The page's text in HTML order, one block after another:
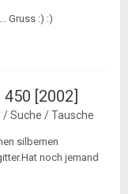
Gruss :) :)
[2002]
/ Suche / Tausche
silbernen
noch jemand